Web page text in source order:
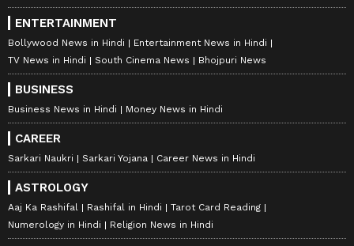
ENTERTAINMENT
Bollywood News in Hindi
Entertainment News in Hindi
TV News in Hindi
South Cinema News Bhojpuri News
BUSINESS
Business News in Hindi Money News in Hindi
CAREER
Sarkari Naukri Sarkari Yojana Career News in Hindi
ASTROLOGY
Aaj Ka Rashifal Rashifal in Hindi
Tarot Card Reading
Numerology in Hindi
Religion News in Hindi